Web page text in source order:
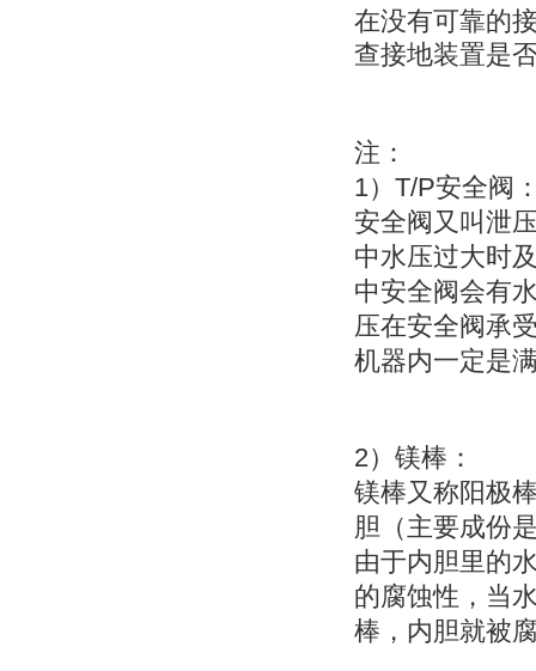
在没有可靠的
查接地装置是
注：
1） T/P安全阀
安全阀又叫 泄
中水压过大时
中安全阀会有
压在安全阀承
机器内一定是
2） 镁棒：
镁棒又称阳极
胆（主要成份
由于内胆里的
的腐蚀性，当
棒，内胆就被